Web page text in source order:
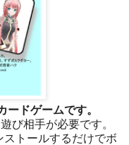
ドゲームです。
び相手が必要です。
トールするだけでボ